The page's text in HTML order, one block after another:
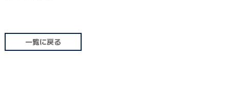
一覧に戻る